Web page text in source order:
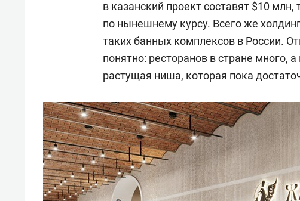
в казанский проект составят $10 млн,
по нынешнему курсу. Всего же
таких банных комплексов в России.
понятно: ресторанов в стране много,
растущая ниша, которая пока